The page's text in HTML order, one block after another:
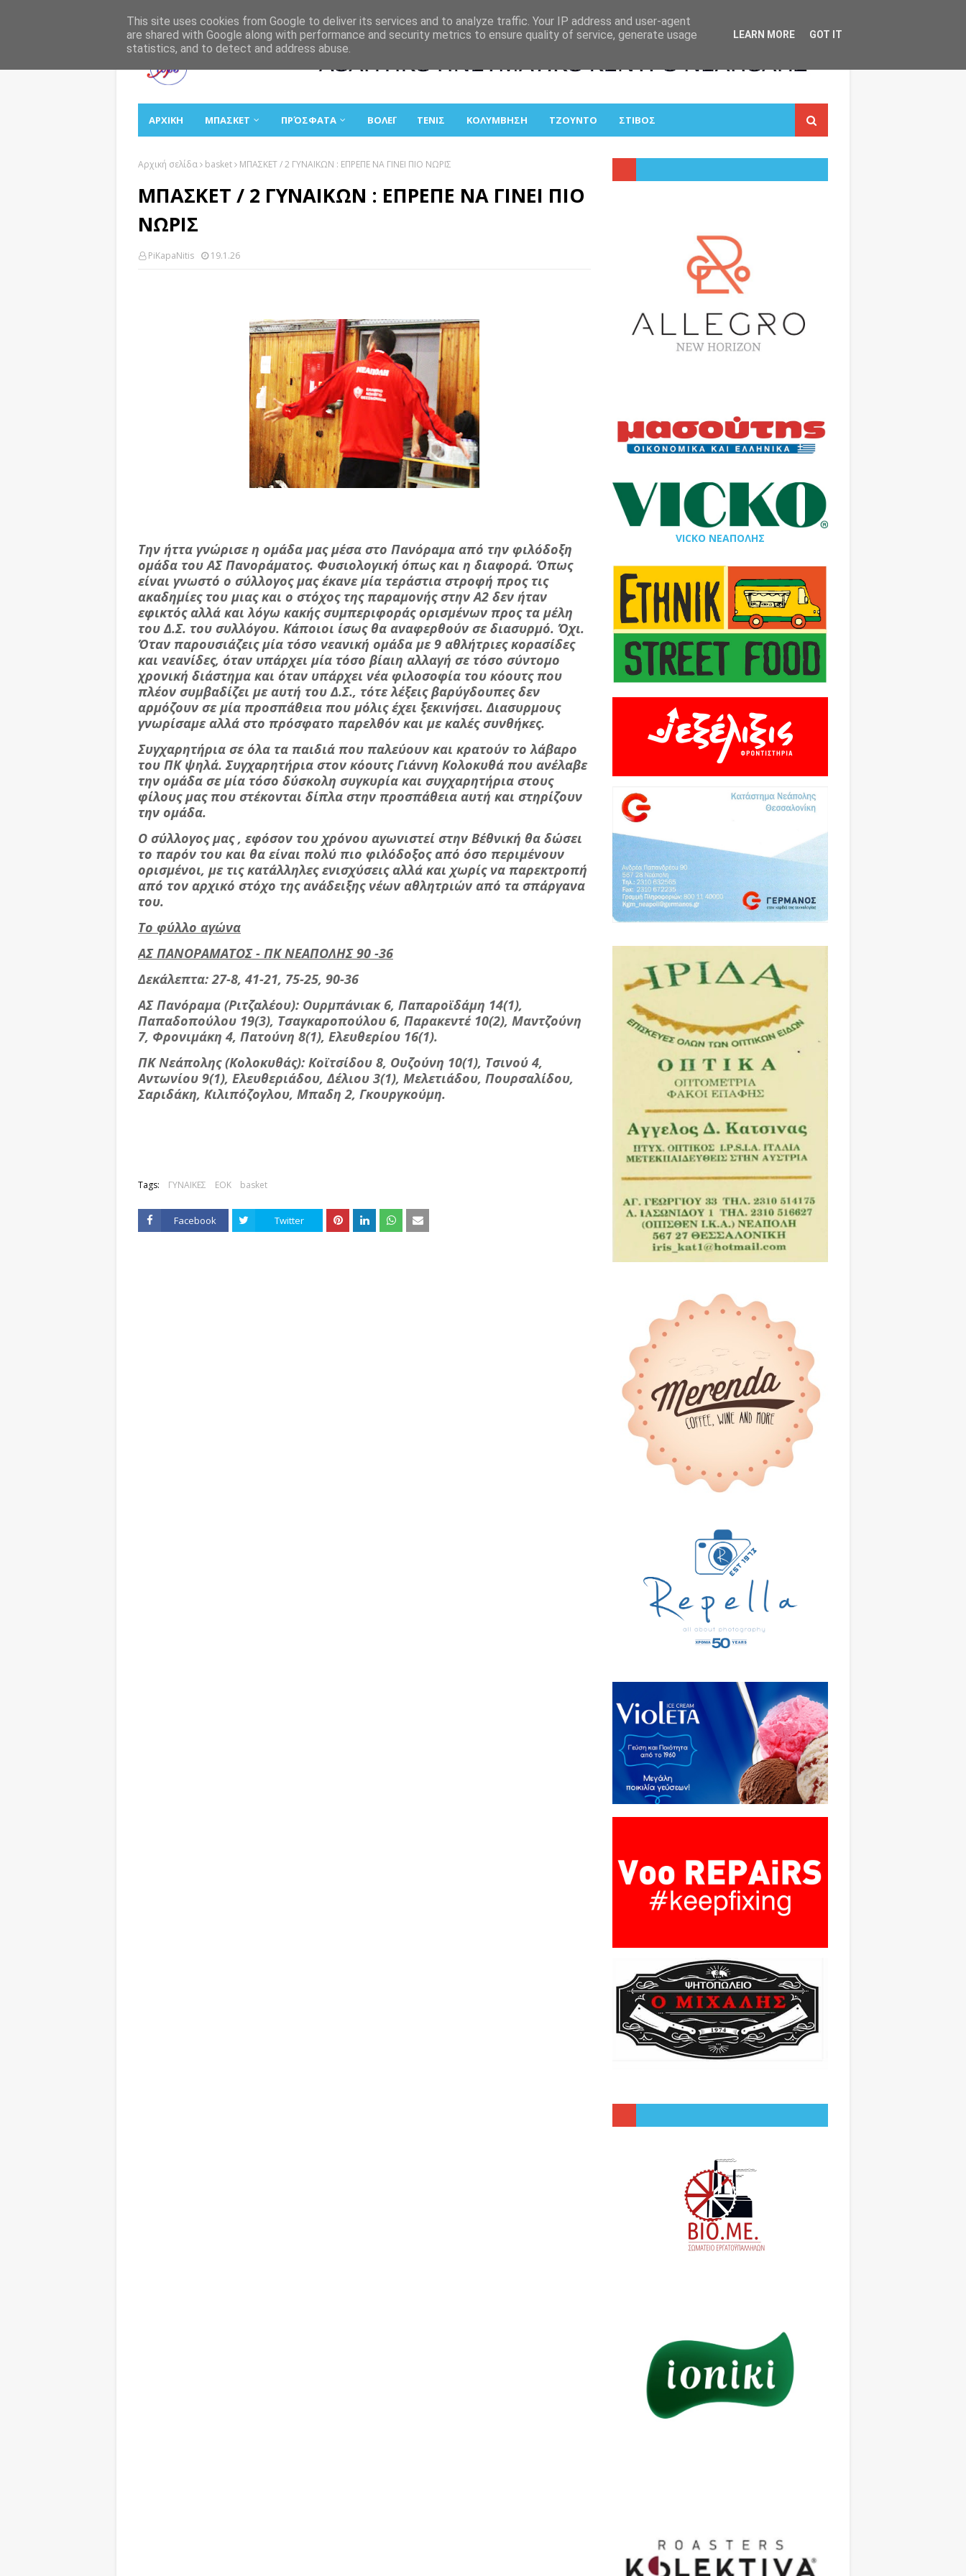
ΑΡΧΙΚΗ ΜΠΑΣΚΕΤ ΠΡΌΣΦΑΤΑ ΒΟΛΕΪ ΤΕΝΙΣ ΚΟΛΥΜΒΗΣΗ ΤΖΟΥΝΤΟ ΣΤΙΒΟΣ
Αρχική σελίδα basket ΜΠΑΣΚΕΤ / 2 ΓΥΝΑΙΚΩΝ : ΕΠΡΕΠΕ ΝΑ ΓΙΝΕΙ ΠΙΟ ΝΩΡΙΣ
ΜΠΑΣΚΕΤ / 2 ΓΥΝΑΙΚΩΝ : ΕΠΡΕΠΕ ΝΑ ΓΙΝΕΙ ΠΙΟ
ΝΩΡΙΣ
PiKapaNitis 19.1.26
Την ήττα γνώρισε η ομάδα μας μέσα στο Πανόραμα από την φιλόδοξη
ομάδα του ΑΣ Πανοράματος. Φυσιολογική όπως και η διαφορά. Όπως
είναι γνωστό ο σύλλογος μας έκανε μία τεράστια στροφή προς τις
ακαδημίες του μιας και ο στόχος της παραμονής στην Α2 δεν ήταν
εφικτός αλλά και λόγω κακής συμπεριφοράς ορισμένων προς τα μέλη
του Δ.Σ. του συλλόγου. Κάποιοι ίσως θα αναφερθούν σε διασυρμό. Όχι.
Όταν παρουσιάζεις μία τόσο νεανική ομάδα με 9 αθλήτριες κορασίδες
και νεανίδες, όταν υπάρχει μία τόσο βίαιη αλλαγή σε τόσο σύντομο
χρονική διάστημα και όταν υπάρχει νέα φιλοσοφία του κόουτς που
πλέον συμβαδίζει με αυτή του Δ.Σ., τότε λέξεις βαρύγδουπες δεν
αρμόζουν σε μία προσπάθεια που μόλις έχει ξεκινήσει. Διασυρμους
γνωρίσαμε αλλά στο πρόσφατο παρελθόν και με καλές συνθήκες.
Συγχαρητήρια σε όλα τα παιδιά που παλεύουν και κρατούν το λάβαρο
του ΠΚ ψηλά. Συγχαρητήρια στον κόουτς Γιάννη Κολοκυθά που ανέλαβε
την ομάδα σε μία τόσο δύσκολη συγκυρία και συγχαρητήρια στους
φίλους μας που στέκονται δίπλα στην προσπάθεια αυτή και στηρίζουν
την ομάδα.
Ο σύλλογος μας , εφόσον του χρόνου αγωνιστεί στην Β΄εθνική θα δώσει
το παρόν του και θα είναι πολύ πιο φιλόδοξος από όσο περιμένουν
ορισμένοι, με τις κατάλληλες ενισχύσεις αλλά και χωρίς να παρεκτροπή
από τον αρχικό στόχο της ανάδειξης νέων αθλητριών από τα σπάργανα
του.
Το φύλλο αγώνα
ΑΣ ΠΑΝΟΡΑΜΑΤΟΣ - ΠΚ ΝΕΑΠΟΛΗΣ 90 -36
Δεκάλεπτα: 27-8, 41-21, 75-25, 90-36
ΑΣ Πανόραμα (Ριτζαλέου): Ουρμπάνιακ 6, Παπαροϊδάμη 14(1),
Παπαδοπούλου 19(3), Τσαγκαροπούλου 6, Παρακεντέ 10(2), Μαντζούνη
7, Φρονιμάκη 4, Πατούνη 8(1), Ελευθερίου 16(1).
ΠΚ Νεάπολης (Κολοκυθάς): Κοϊτσίδου 8, Ουζούνη 10(1), Τσινού 4,
Αντωνίου 9(1), Ελευθεριάδου, Δέλιου 3(1), Μελετιάδου, Πουρσαλίδου,
Σαριδάκη, Κιλιπόζογλου, Μπαδη 2, Γκουργκούμη.
Tags: ΓΥΝΑΙΚΕΣ ΕΟΚ basket
Facebook Twitter
VICKO ΝΕΑΠΟΛΗΣ
This site uses cookies from Google to deliver its services and to analyze traffic. Your IP address and user-agent
are shared with Google along with performance and security metrics to ensure quality of service, generate usage
statistics, and to detect and address abuse.
LEARN MORE GOT IT